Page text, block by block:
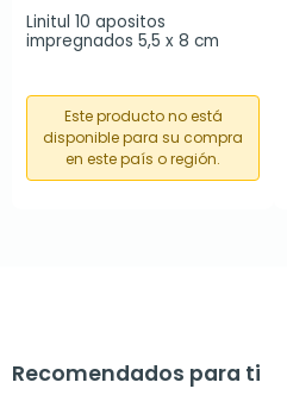
Linitul 10 apositos
impregnados 5,5 x 8 cm
Este producto no está
disponible para su compra
en este país o región.
Recomendados para ti